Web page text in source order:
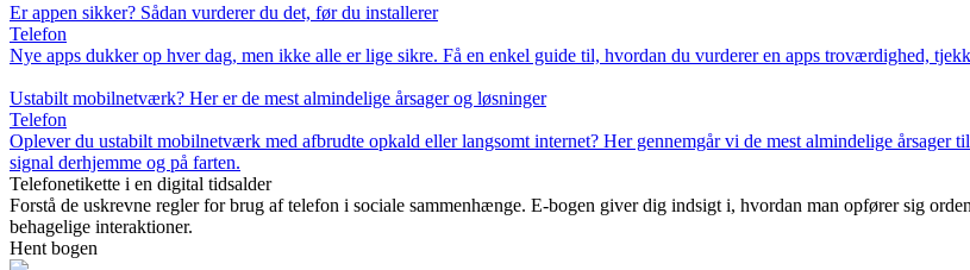
Er appen sikker? Sådan vurderer du det, før du installerer
Telefon
Nye apps dukker op hver dag, men ikke alle er lige sikre. Få en enkel guide til, hvordan du vurderer en apps troværdighed,
Ustabilt mobilnetværk? Her er de mest almindelige årsager og løsninger
Telefon
Oplever du ustabilt mobilnetværk med afbrudte opkald eller langsomt internet? Her gennemgår vi de mest almindelige årsager
signal derhjemme og på farten.
Telefonetikette i en digital tidsalder
Forstå de uskrevne regler for brug af telefon i sociale sammenhænge. E-bogen giver dig indsigt i, hvordan man opfører sig
behagelige interaktioner.
Hent bogen